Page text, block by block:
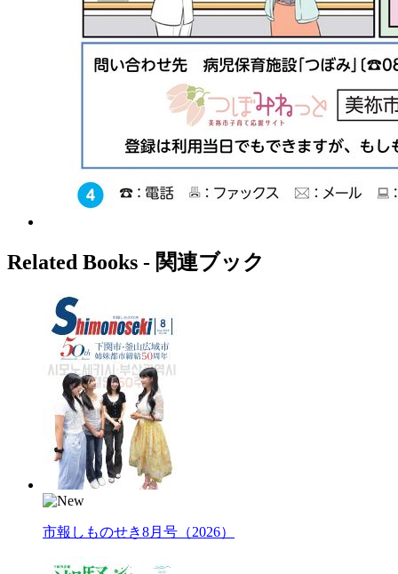
Related Books ‐ 関連ブック
市報しものせき8月号（2026）